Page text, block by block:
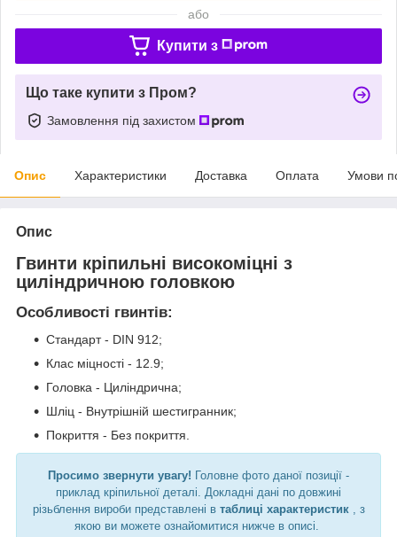
або
Купити з
Що таке купити з Пром?
Замовлення під захистом
Опис Характеристики Доставка Оплата Умови
Опис
Гвинти кріпильні високоміцні з
циліндричною головкою
Особливості гвинтів:
Стандарт - DIN 912;
Клас міцності - 12.9;
Головка - Циліндрична;
Шліц - Внутрішній шестигранник;
Покриття - Без покриття.
Просимо звернути увагу! Головне фото даної позиції -
приклад кріпильної деталі. Докладні дані по довжині
різьблення вироби представлені в таблиці характеристик , з
якою ви можете ознайомитися нижче в описі.